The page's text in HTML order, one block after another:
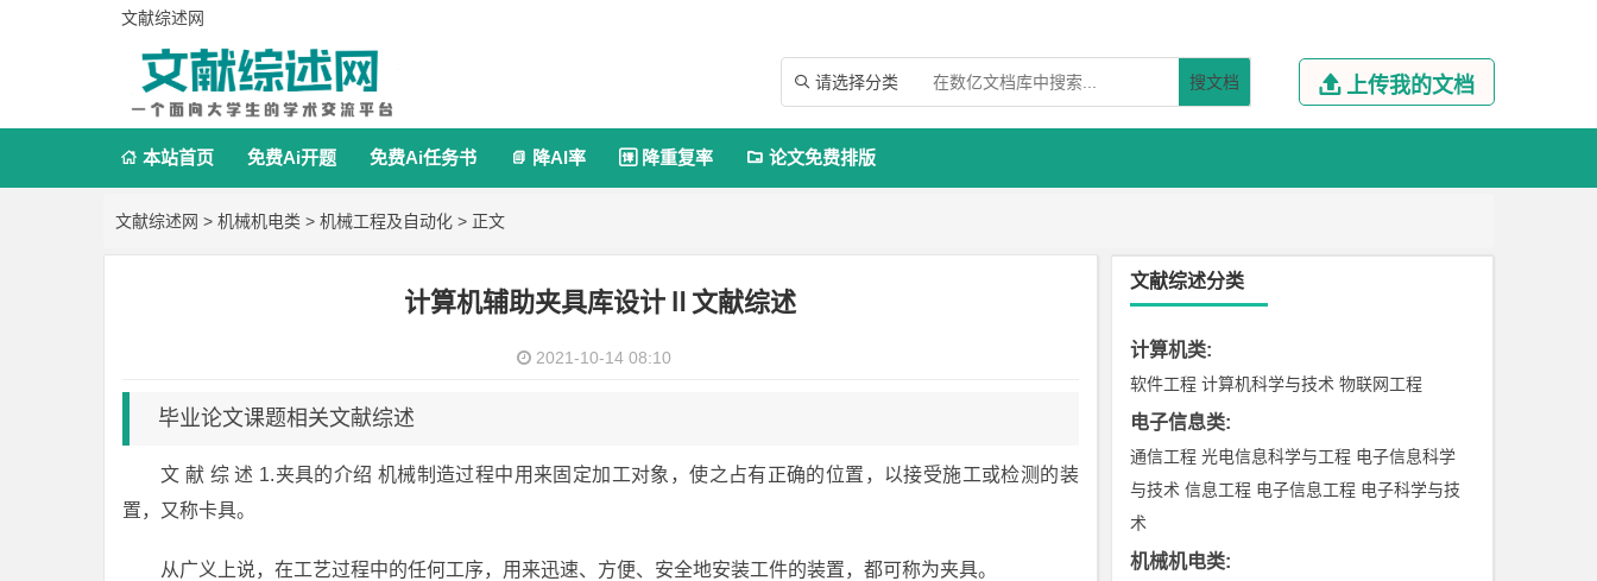
文献综述网
 请选择分类 搜文档  上传我的文档
 本站首页 免费Ai开题 免费Ai任务书  降AI率  降重复率  论文免费排版
文献综述网 > 机械机电类 > 机械工程及自动化 > 正文
计算机辅助夹具库设计Ⅱ文献综述
2021-10-14 08:10
毕业论文课题相关文献综述
文 献 综 述 1.夹具的介绍 机械制造过程中用来固定加工对象，使之占有正确的位置，以接受施工或检测的装
置，又称卡具。
从广义上说，在工艺过程中的任何工序，用来迅速、方便、安全地安装工件的装置，都可称为夹具。
文献综述分类
计算机类:
软件工程 计算机科学与技术 物联网工程
电子信息类:
通信工程 光电信息科学与工程 电子信息科学
与技术 信息工程 电子信息工程 电子科学与技
术
机械机电类: